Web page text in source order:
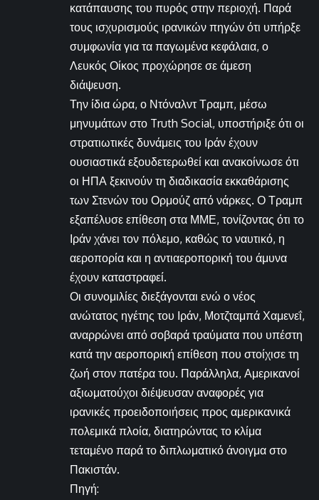
κατάπαυσης του πυρός στην περιοχή. Παρά
τους ισχυρισμούς ιρανικών πηγών ότι υπήρξε
συμφωνία για τα παγωμένα κεφάλαια, ο
Λευκός Οίκος προχώρησε σε άμεση
διάψευση.
Την ίδια ώρα, ο Ντόναλντ Τραμπ, μέσω
μηνυμάτων στο Truth Social, υποστήριξε ότι οι
στρατιωτικές δυνάμεις του Ιράν έχουν
ουσιαστικά εξουδετερωθεί και ανακοίνωσε ότι
οι ΗΠΑ ξεκινούν τη διαδικασία εκκαθάρισης
των Στενών του Ορμούζ από νάρκες. Ο Τραμπ
εξαπέλυσε επίθεση στα ΜΜΕ, τονίζοντας ότι το
Ιράν χάνει τον πόλεμο, καθώς το ναυτικό, η
αεροπορία και η αντιαεροπορική του άμυνα
έχουν καταστραφεί.
Οι συνομιλίες διεξάγονται ενώ ο νέος
ανώτατος ηγέτης του Ιράν, Μοτζταμπά Χαμενεΐ,
αναρρώνει από σοβαρά τραύματα που υπέστη
κατά την αεροπορική επίθεση που στοίχισε τη
ζωή στον πατέρα του. Παράλληλα, Αμερικανοί
αξιωματούχοι διέψευσαν αναφορές για
ιρανικές προειδοποιήσεις προς αμερικανικά
πολεμικά πλοία, διατηρώντας το κλίμα
τεταμένο παρά το διπλωματικό άνοιγμα στο
Πακιστάν.
Πηγή: